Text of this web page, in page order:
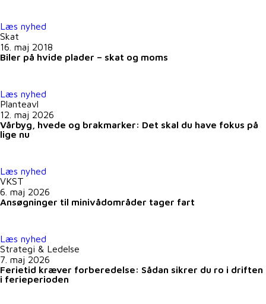
Læs nyhed
Skat
16. maj 2018
Biler på hvide plader – skat og moms
Læs nyhed
Planteavl
12. maj 2026
Vårbyg, hvede og brakmarker: Det skal du have fokus på
lige nu
Læs nyhed
VKST
6. maj 2026
Ansøgninger til minivådområder tager fart
Læs nyhed
Strategi & Ledelse
7. maj 2026
Ferietid kræver forberedelse: Sådan sikrer du ro i driften
i ferieperioden